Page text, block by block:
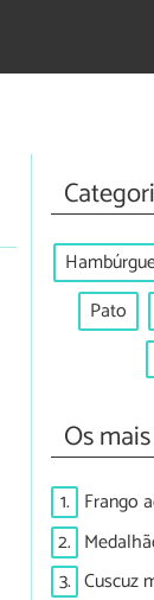
Pato
Os
1. Frango
2.
3. Cuscuz